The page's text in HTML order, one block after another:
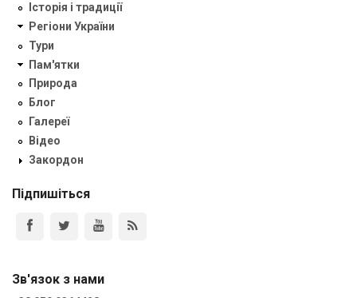
Історія і традиції
Регіони України
Тури
Пам'ятки
Природа
Блог
Галереї
Відео
Закордон
Підпишіться
Зв'язок з нами